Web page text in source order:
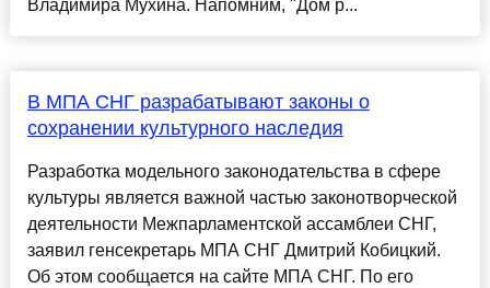
Владимира Мухина. Напомним, "Дом р...
В МПА СНГ разрабатывают законы о
сохранении культурного наследия
Разработка модельного законодательства в сфере
культуры является важной частью законотворческой
деятельности Межпарламентской ассамблеи СНГ,
заявил генсекретарь МПА СНГ Дмитрий Кобицкий.
Об этом сообщается на сайте МПА СНГ. По его